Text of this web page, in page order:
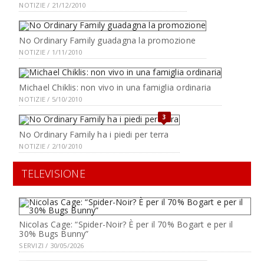
NOTIZIE / 21/12/2010
No Ordinary Family guadagna la promozione
NOTIZIE / 1/11/2010
Michael Chiklis: non vivo in una famiglia ordinaria
NOTIZIE / 5/10/2010
3
No Ordinary Family ha i piedi per terra
NOTIZIE / 2/10/2010
TELEVISIONE
Nicolas Cage: “Spider-Noir? È per il 70% Bogart e per il
30% Bugs Bunny”
SERVIZI / 30/05/2026